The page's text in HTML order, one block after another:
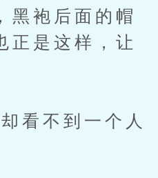
黑袍后面的帽
正是这样，让
看不到一个人